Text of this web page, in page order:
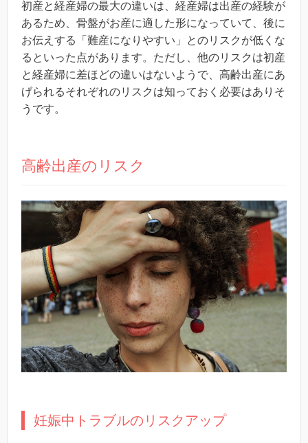
初産と経産婦の最大の違いは、経産婦は出産の経験が
あるため、骨盤がお産に適した形になっていて、後に
お伝えする「難産になりやすい」とのリスクが低くな
るといった点があります。ただし、他のリスクは初産
と経産婦に差ほどの違いはないようで、高齢出産にあ
げられるそれぞれのリスクは知っておく必要はありそ
うです。
高齢出産のリスク
妊娠中トラブルのリスクアップ